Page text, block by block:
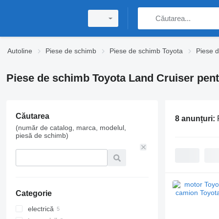
Autoline Piese de schimb Piese de schimb Toyota Piese
Piese de schimb Toyota Land Cruiser
Căutarea
(număr de catalog, marca, modelul,
piesă de schimb)
Categorie
electrică
8 anunțuri: